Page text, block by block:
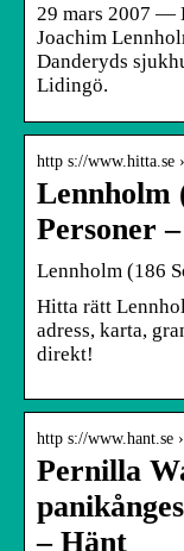
29 mars 2007 —
Joachim
Danderyds
Lidingö.
http s://www.hitta.se
Lennholm
Personer
Lennholm (186
Hitta rätt
adress, karta,
direkt!
http s://www.hant.se
Pernilla
– Hänt